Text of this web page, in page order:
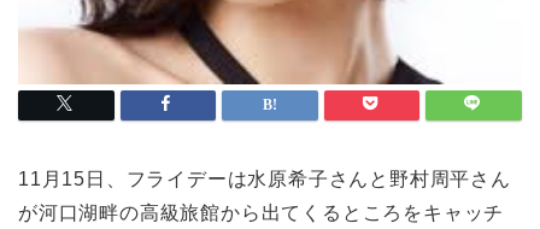
11月15日、フライデーは水原希子さんと野村周平さん
が河口湖畔の高級旅館から出てくるところをキャッチ